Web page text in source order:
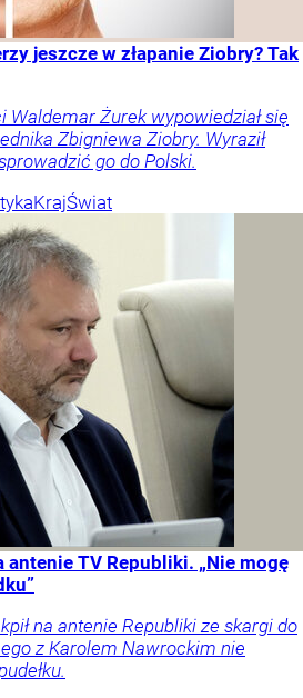
jeszcze w złapanie Ziobry? Tak
Żurek wypowiedział się
Zbigniewa Ziobry. Wyraził
go do Polski.
KrajŚwiat
antenie TV Republiki. „Nie mogę
na antenie Republiki ze skargi do
z Karolem Nawrockim nie